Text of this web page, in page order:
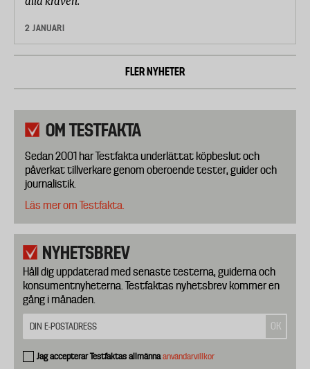
2 JANUARI
FLER NYHETER
OM TESTFAKTA
Sedan 2001 har Testfakta underlättat köpbeslut och
påverkat tillverkare genom oberoende tester, guider och
journalistik.
Läs mer om Testfakta.
NYHETSBREV
Håll dig uppdaterad med senaste testerna, guiderna och
konsumentnyheterna. Testfaktas nyhetsbrev kommer en
gång i månaden.
Jag accepterar Testfaktas allmännaanvändarvillkor